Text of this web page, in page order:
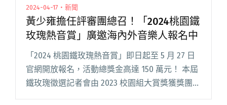
2024-04-17・新聞
黃少雍擔任評審團總召！「2024桃園鐵
玫瑰熱音賞」廣邀海內外音樂人報名中
「2024 桃園鐵玫瑰熱音賞」即日起至 5 月 27 日
官網開放報名，活動總獎金高達 150 萬元！ 本屆
鐵玫瑰徵選記者會由 2023 校園組大賞獎獲獎團隊
「羊駝小姐」開場，加上評審團總召黃少雍、金